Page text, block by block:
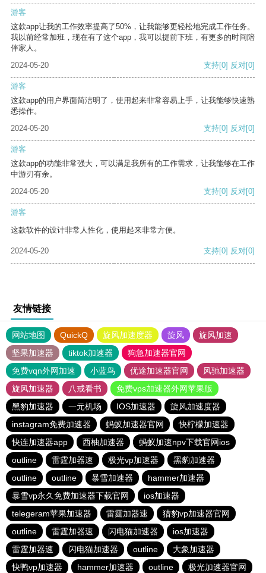
游客
这款app让我的工作效率提高了50%，让我能够更轻松地完成工作任务。
我以前经常加班，现在有了这个app，我可以提前下班，有更多的时间陪
伴家人。
2024-05-20
支持[0] 反对[0]
游客
这款app的用户界面简洁明了，使用起来非常容易上手，让我能够快速熟
悉操作。
2024-05-20
支持[0] 反对[0]
游客
这款app的功能非常强大，可以满足我所有的工作需求，让我能够在工作
中游刃有余。
2024-05-20
支持[0] 反对[0]
游客
这款软件的设计非常人性化，使用起来非常方便。
2024-05-20 支持[0] 反对[0]
友情链接
网站地图 QuickQ 旋风加速度器 旋风
旋风加速
坚果加速器
tiktok加速器
狗急加速器官网
免费vqn外网加速
小蓝鸟 优途加速器官网
风驰加速器
旋风加速器
八戒看书
免费vps加速器外网苹果版
黑豹加速器
一元机场 IOS加速器
旋风加速度器
instagram免费加速器
蚂蚁加速器官网
快柠檬加速器
快连加速器app
西柚加速器
蚂蚁加速npv下载官网ios
outline
雷霆加器速 极光vp加速器
黑豹加速器
outline
outline 暴雪加速器
hammer加速器
暴雪vp永久免费加速器下载官网
ios加速器
telegeram苹果加速器
雷霆加器速
猎豹vp加速器官网
outline
雷霆加器速 闪电猫加速器
ios加速器
雷霆加器速
闪电猫加速器 outline
大象加速器
快鸭vp加速器
hammer加速器 outline 极光加速器官网